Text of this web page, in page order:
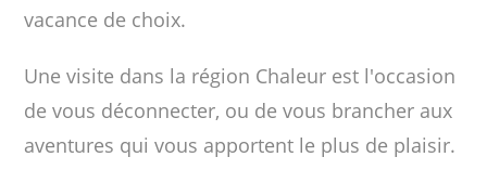
vacance de choix.
Une visite dans la région Chaleur est l'occasion
de vous déconnecter, ou de vous brancher aux
aventures qui vous apportent le plus de plaisir.